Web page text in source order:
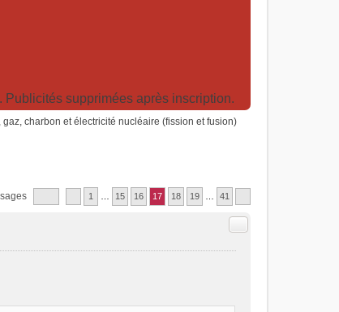
supprimées après inscription.
gaz, charbon et électricité nucléaire (fission et fusion)
1 15 16 17 18 19 41
Citer